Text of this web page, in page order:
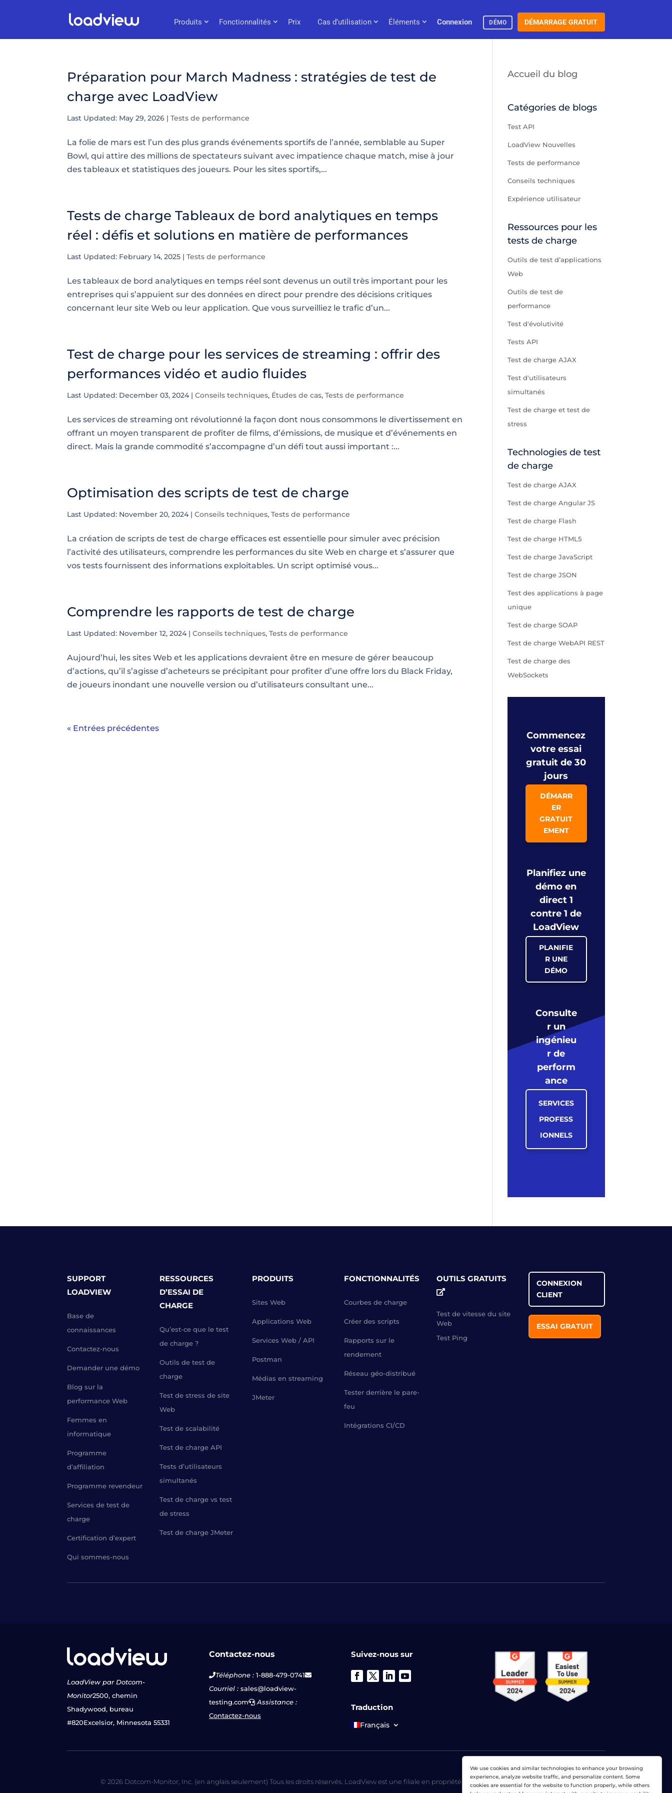
Produits Fonctionnalités Prix Cas d’utilisation Éléments Connexion DÉMO DÉMARRAGE GRATUIT
Préparation pour March Madness : stratégies de test de
charge avec LoadView
Last Updated: May 29, 2026 |Tests de performance
La folie de mars est l’un des plus grands événements sportifs de l’année, semblable au Super
Bowl, qui attire des millions de spectateurs suivant avec impatience chaque match, mise à jour
des tableaux et statistiques des joueurs. Pour les sites sportifs,...
Tests de charge Tableaux de bord analytiques en temps
réel : défis et solutions en matière de performances
Last Updated: February 14, 2025 |Tests de performance
Les tableaux de bord analytiques en temps réel sont devenus un outil très important pour les
entreprises qui s’appuient sur des données en direct pour prendre des décisions critiques
concernant leur site Web ou leur application. Que vous surveilliez le trafic d’un...
Test de charge pour les services de streaming : offrir des
performances vidéo et audio fluides
Last Updated: December 03, 2024 |Conseils techniques, Études de cas,Tests de performance
Les services de streaming ont révolutionné la façon dont nous consommons le divertissement en
offrant un moyen transparent de profiter de films, d’émissions, de musique et d’événements en
direct. Mais la grande commodité s’accompagne d’un défi tout aussi important :...
Optimisation des scripts de test de charge
Last Updated: November 20, 2024 |Conseils techniques,Tests de performance
La création de scripts de test de charge efficaces est essentielle pour simuler avec précision
l’activité des utilisateurs, comprendre les performances du site Web en charge et s’assurer que
vos tests fournissent des informations exploitables. Un script optimisé vous...
Comprendre les rapports de test de charge
Last Updated: November 12, 2024 |Conseils techniques,Tests de performance
Aujourd’hui, les sites Web et les applications devraient être en mesure de gérer beaucoup
d’actions, qu’il s’agisse d’acheteurs se précipitant pour profiter d’une offre lors du Black Friday,
de joueurs inondant une nouvelle version ou d’utilisateurs consultant une...
« Entrées précédentes
Accueil du blog
Catégories de blogs
Test API
LoadView Nouvelles
Tests de performance
Conseils techniques
Expérience utilisateur
Ressources pour les
tests de charge
Outils de test d’applications
Web
Outils de test de
performance
Test d'évolutivité
Tests API
Test de charge AJAX
Test d'utilisateurs
simultanés
Test de charge et test de
stress
Technologies de test
de charge
Test de charge AJAX
Test de charge Angular JS
Test de charge Flash
Test de charge HTML5
Test de charge JavaScript
Test de charge JSON
Test des applications à page
unique
Test de charge SOAP
Test de charge WebAPI REST
Test de charge des
WebSockets
Commencez
votre essai
gratuit de 30
jours
DÉMARR
ER
GRATUIT
EMENT
Planifiez une
démo en
direct 1
contre 1 de
LoadView
PLANIFIE
R UNE
DÉMO
Consulte
r un
ingénieu
r de
perform
ance
SERVICES
PROFESS
IONNELS
SUPPORT
LOADVIEW
Base de
connaissances
Contactez-nous
Demander une démo
Blog sur la
performance Web
Femmes en
informatique
Programme
d’affiliation
Programme revendeur
Services de test de
charge
Certification d’expert
Qui sommes-nous
RESSOURCES
D’ESSAI DE
CHARGE
Qu’est-ce que le test
de charge ?
Outils de test de
charge
Test de stress de site
Web
Test de scalabilité
Test de charge API
Tests d’utilisateurs
simultanés
Test de charge vs test
de stress
Test de charge JMeter
PRODUITS
Sites Web
Applications Web
Services Web / API
Postman
Médias en streaming
JMeter
FONCTIONNALITÉS
Courbes de charge
Créer des scripts
Rapports sur le
rendement
Réseau géo-distribué
Tester derrière le pare-
feu
Intégrations CI/CD
OUTILS GRATUITS
Test de vitesse du site
Web
Test Ping
CONNEXION
CLIENT
ESSAI GRATUIT
LoadView par Dotcom-
Monitor2500, chemin
Shadywood, bureau
#820Excelsior, Minnesota 55331
Contactez-nous
Téléphone :1-888-479-0741
Courriel :sales@loadview-
testing.com
Assistance :
Contactez-nous
Suivez-nous sur
Traduction
Français
© 2026 Dotcom-Monitor, Inc. (en anglais seulement) Tous les droits réservés. LoadView est une filiale en propriété exclusive de Dotcom-Monitor, Inc .
We use cookies and similar technologies to enhance your browsing
experience, analyze website traffic, and personalize content. Some
cookies are essential for the website to function properly, while others